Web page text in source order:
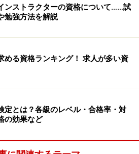
ンストラクターの資格について……試
勉強方法を解説
める資格ランキング！ 求人が多い資
定とは？各級のレベル・合格率・対
の効果など